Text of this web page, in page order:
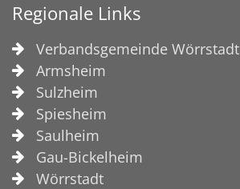
Regionale Links
Verbandsgemeinde Wörrstadt
Armsheim
Sulzheim
Spiesheim
Saulheim
Gau-Bickelheim
Wörrstadt